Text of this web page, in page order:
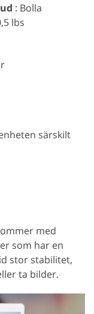
: Bolla
lbs
särskilt
med
som har en
stor stabilitet,
ta bilder.